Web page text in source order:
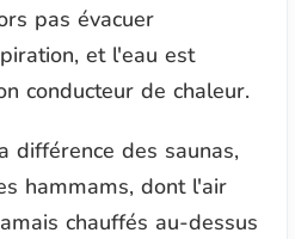
pas évacuer
et l'eau est
conducteur de chaleur.
différence des saunas,
hammams, dont l'air
chauffés au-dessus